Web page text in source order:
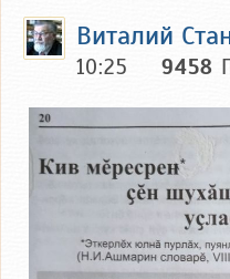
Виталий
10:25
9458